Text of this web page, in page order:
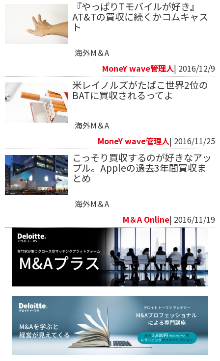
『やっぱりTモバイルが好き』
AT&Tの買収に続くかコムキャス
ト
海外M＆A
MoneY wave管理人| 2016/12/9
米レイノルズがたばこ世界2位の
BATに買収されるってよ
海外M＆A
MoneY wave管理人| 2016/11/25
こっそり買収するのが好きなアッ
プル。Appleの過去3年間買収ま
とめ
海外M＆A
M＆A Online| 2016/11/19